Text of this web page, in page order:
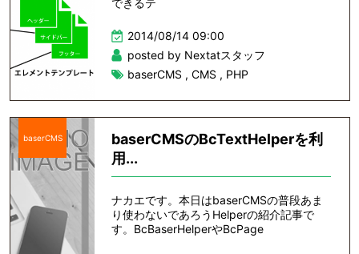
できるテ
2014/08/14 09:00
posted by Nextatスタッフ
baserCMS , CMS , PHP
baserCMS
baserCMSのBcTextHelperを利
用...
ナカエです。本日はbaserCMSの普段あま
り使わないであろうHelperの紹介記事で
す。BcBaserHelperやBcPage